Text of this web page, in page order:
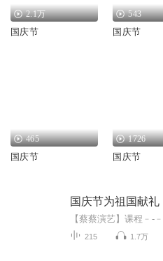
2.1万
国庆节
543
国庆节
465
国庆节
1726
国庆节
国庆节为祖国献礼
215 1.7万